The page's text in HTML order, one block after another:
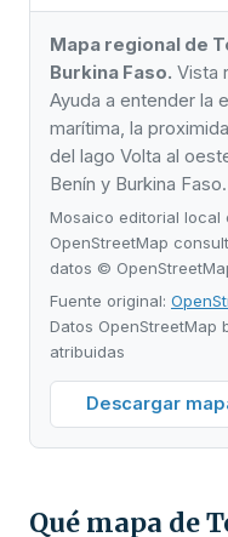
Mapa regional de
Burkina Faso. Vista
Ayuda a entender la
marítima, la
del lago Volta al
Benín y Burkina Faso.
Mosaico editorial local
OpenStreetMap
datos ©
Fuente original:
Datos OpenStreetMap
atribuidas
Descargar
Qué mapa de